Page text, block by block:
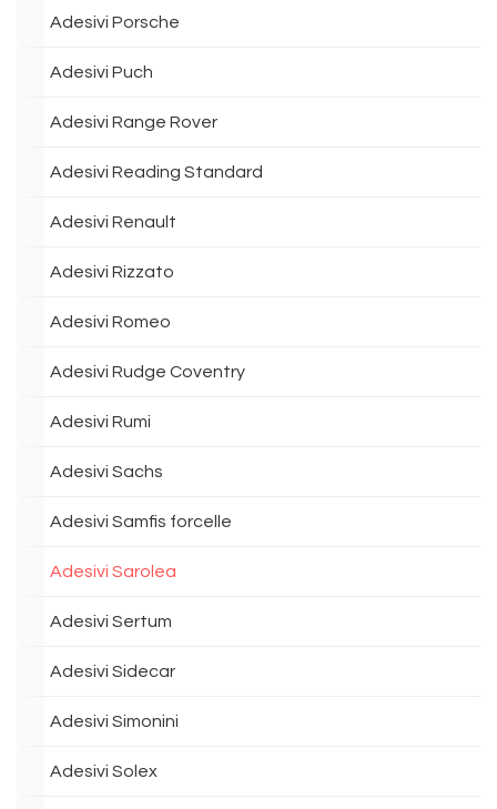
Adesivi Porsche
Adesivi Puch
Adesivi Range Rover
Adesivi Reading Standard
Adesivi Renault
Adesivi Rizzato
Adesivi Romeo
Adesivi Rudge Coventry
Adesivi Rumi
Adesivi Sachs
Adesivi Samfis forcelle
Adesivi Sarolea
Adesivi Sertum
Adesivi Sidecar
Adesivi Simonini
Adesivi Solex